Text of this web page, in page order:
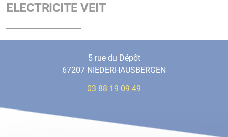
ELECTRICITE VEIT
5 rue du Dépôt
67207 NIEDERHAUSBERGEN
03 88 19 09 49